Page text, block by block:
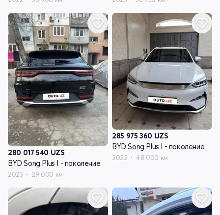
280 017 540 UZS
BYD Song Plus I - поколение
2023 29 000 км
285 975 360 UZS
BYD Song Plus I - поколение
2022 48 000 км